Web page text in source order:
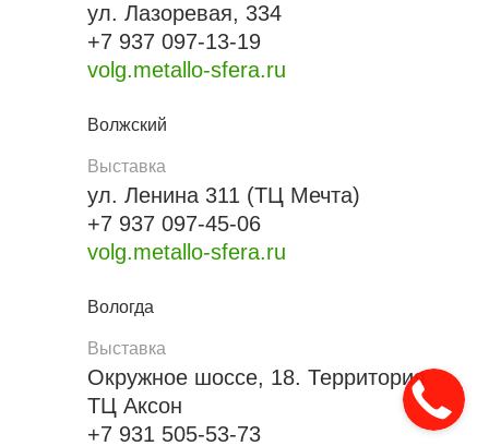
ул. Лазоревая, 334
+7 937 097-13-19
volg.metallo-sfera.ru
Волжский
Выставка
ул. Ленина 311 (ТЦ Мечта)
+7 937 097-45-06
volg.metallo-sfera.ru
Вологда
Выставка
Окружное шоссе, 18. Территория
ТЦ Аксон
+7 931 505-53-73